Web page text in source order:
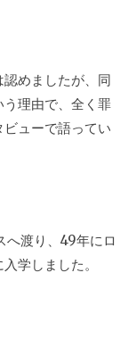
めましたが、同
理由で、全く罪
ューで語ってい
へ渡り、49年にロ
学しました。